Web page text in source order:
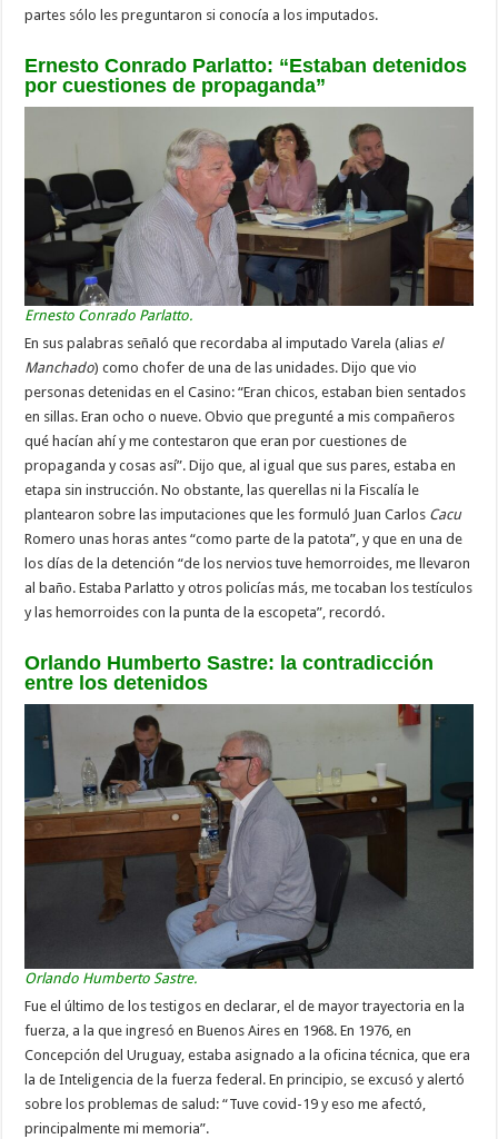
partes sólo les preguntaron si conocía a los imputados.
Ernesto Conrado Parlatto: “Estaban detenidos
por cuestiones de propaganda”
Ernesto Conrado Parlatto.
En sus palabras señaló que recordaba al imputado Varela (alias el
Manchado) como chofer de una de las unidades. Dijo que vio
personas detenidas en el Casino: “Eran chicos, estaban bien sentados
en sillas. Eran ocho o nueve. Obvio que pregunté a mis compañeros
qué hacían ahí y me contestaron que eran por cuestiones de
propaganda y cosas así”. Dijo que, al igual que sus pares, estaba en
etapa sin instrucción. No obstante, las querellas ni la Fiscalía le
plantearon sobre las imputaciones que les formuló Juan Carlos Cacu
Romero unas horas antes “como parte de la patota”, y que en una de
los días de la detención “de los nervios tuve hemorroides, me llevaron
al baño. Estaba Parlatto y otros policías más, me tocaban los testículos
y las hemorroides con la punta de la escopeta”, recordó.
Orlando Humberto Sastre: la contradicción
entre los detenidos
Orlando Humberto Sastre.
Fue el último de los testigos en declarar, el de mayor trayectoria en la
fuerza, a la que ingresó en Buenos Aires en 1968. En 1976, en
Concepción del Uruguay, estaba asignado a la oficina técnica, que era
la de Inteligencia de la fuerza federal. En principio, se excusó y alertó
sobre los problemas de salud: “Tuve covid-19 y eso me afectó,
principalmente mi memoria”.